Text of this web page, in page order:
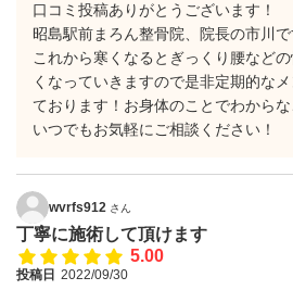
口コミ投稿ありがとうございます！
昭島駅前まろん整骨院、院長の市川で
これから寒くなるとぎっくり腰など
くなっていきますので是非定期的な
ております！お身体のことでわから
いつでもお気軽にご相談ください！
wvrfs912 さん
丁寧に施術して頂けます
5.00
投稿日 2022/09/30